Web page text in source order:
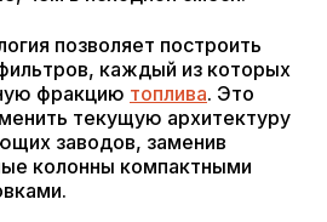
позволяет построить
каждый из которых
фракцию топлива. Это
текущую архитектуру
заводов, заменив
колонны компактными